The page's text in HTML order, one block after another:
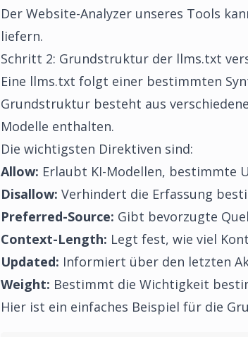
Der Website-Analyzer unseres Tools
liefern.
Schritt 2: Grundstruktur der llms.txt
Eine llms.txt folgt einer bestimmten
Grundstruktur besteht aus
Modelle enthalten.
Die wichtigsten Direktiven sind:
Allow: Erlaubt KI-Modellen, bestimmte
Disallow: Verhindert die Erfassung
Preferred-Source: Gibt bevorzugte
Context-Length: Legt fest, wie viel
Updated: Informiert über den letzten
Weight: Bestimmt die Wichtigkeit
Hier ist ein einfaches Beispiel für die